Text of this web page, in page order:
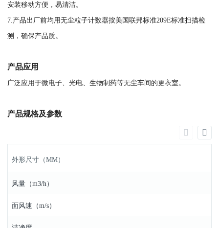
安装移动方便，易清洁。
7.产品出厂前均用无尘粒子计数器按美国联邦标准209E标准扫描检
测，确保产品质。
产品应用
广泛应用于微电子、光电、生物制药等无尘车间的更衣室。
产品规格及参数
外形尺寸（MM）
风量（m3/h）
面风速（m/s）